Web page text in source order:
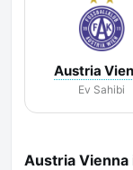
Austria
Ev Sahibi
Austria Vienna